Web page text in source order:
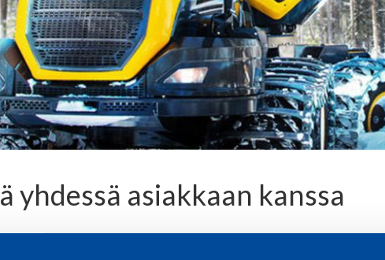
yhdessä asiakkaan kanssa
alkoi vuonna 1999, kun yritykset alkoivat